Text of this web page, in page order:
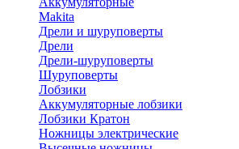
Makita
Дрели и шуруповерты
Дрели
Дрели-шуруповерты
Шуруповерты
Лобзики
Аккумуляторные лобзики
Лобзики Кратон
Ножницы электрические